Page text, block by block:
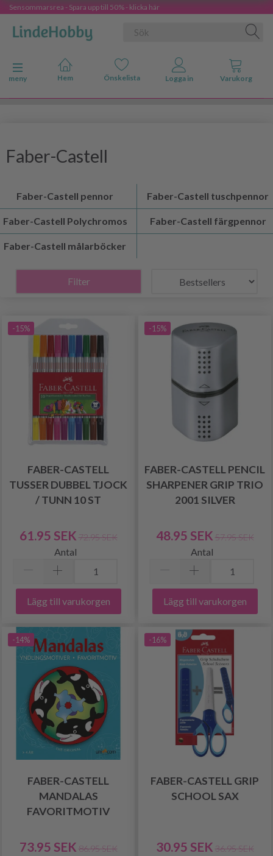
Sensommarsrea - Spara upp till 50% - klicka här
Ändra navigering
meny
Faber-Castell
Faber-Castell pennor Faber-Castell tuschpennor
Faber-Castell Polychromos Faber-Castell färgpennor
Faber-Castell målarböcker
Filter
-15%
FABER-CASTELL
TUSSER DUBBEL TJOCK
/ TUNN 10 ST
61.95 SEK 72.95 SEK
Antal
Lägg till varukorgen
-15%
FABER-CASTELL PENCIL
SHARPENER GRIP TRIO
2001 SILVER
48.95 SEK 57.95 SEK
Antal
Lägg till varukorgen
-14%
FABER-CASTELL
MANDALAS
FAVORITMOTIV
73.95 SEK 86.95 SEK
-16%
FABER-CASTELL GRIP
SCHOOL SAX
30.95 SEK 36.95 SEK